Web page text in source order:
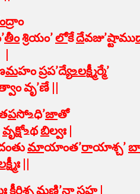
ంద్రాం
తీంశ్రియం’లోకేదేవజు’ష్టాము
|
మహం ప్రప’ద్యే‌உలక్ష్మీర్మే’
వృ’ణే ||
పసో‌உధి’జాతో
వృక్షో‌உథబిల్వః |
మాయాంత’రాయాశ్చ’బా
క్ష్మీః ||
కీర్తిశ్చమణి’నాసహ |